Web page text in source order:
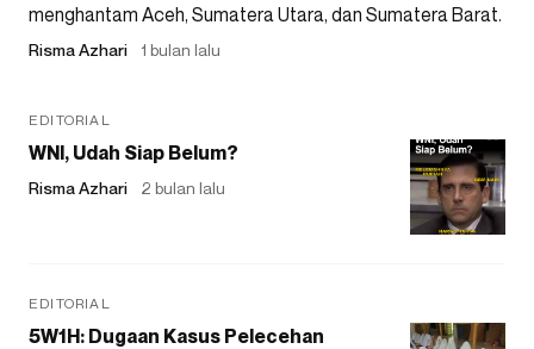
menghantam Aceh, Sumatera Utara, dan Sumatera Barat.
Risma Azhari 1 bulan lalu
EDITORIAL
WNI, Udah Siap Belum?
Risma Azhari 2 bulan lalu
EDITORIAL
5W1H: Dugaan Kasus Pelecehan